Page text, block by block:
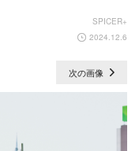
SPICER+
2024.12.6
次の画像